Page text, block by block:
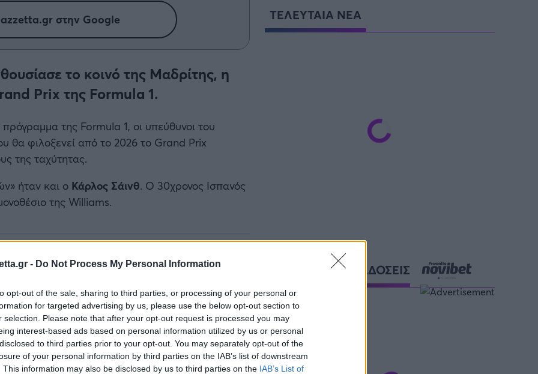
- Do Not Process My Personal Information
opt-out of the sale, sharing to third parties, or processing of your personal or
for targeted advertising by us, please use the below opt-out section to
selection. Please note that after your opt-out request is processed you may
interest-based ads based on personal information utilized by us or personal
to third parties prior to your opt-out. You may separately opt-out of the
of your personal information by third parties on the IAB’s list of downstream
This information may also be disclosed by us to third parties on the IAB’s List of
στην Google
το κοινό της Μαδρίτης, η
Prix της Formula 1.
της Formula 1, οι υπεύθυνοι του
θα φιλοξενεί από το 2026 το Grand Prix
της ταχύτητας.
ήταν και ο Κάρλος Σάινθ. Ο 30χρονος Ισπανός
της Williams.
ΤΕΛΕΥΤΑΙΑ ΝΕΑ
ΑΘΛΗΤΙΚΕΣ ΜΕΤΑΔΟΣΕΙΣ